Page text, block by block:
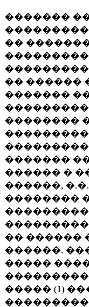
�������
��
�� ������
�������
��������
�������
������ �
������,
��������
�� ������
������.
�����
����� (1)